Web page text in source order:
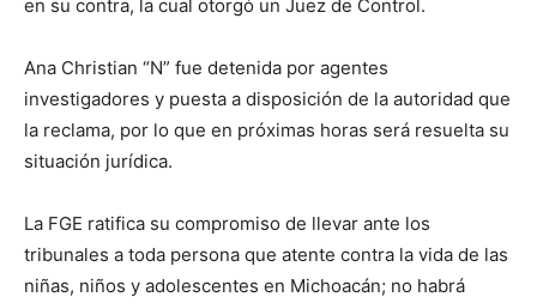
en su contra, la cual otorgó un Juez de Control.
Ana Christian “N” fue detenida por agentes
investigadores y puesta a disposición de la autoridad que
la reclama, por lo que en próximas horas será resuelta su
situación jurídica.
La FGE ratifica su compromiso de llevar ante los
tribunales a toda persona que atente contra la vida de las
niñas, niños y adolescentes en Michoacán; no habrá